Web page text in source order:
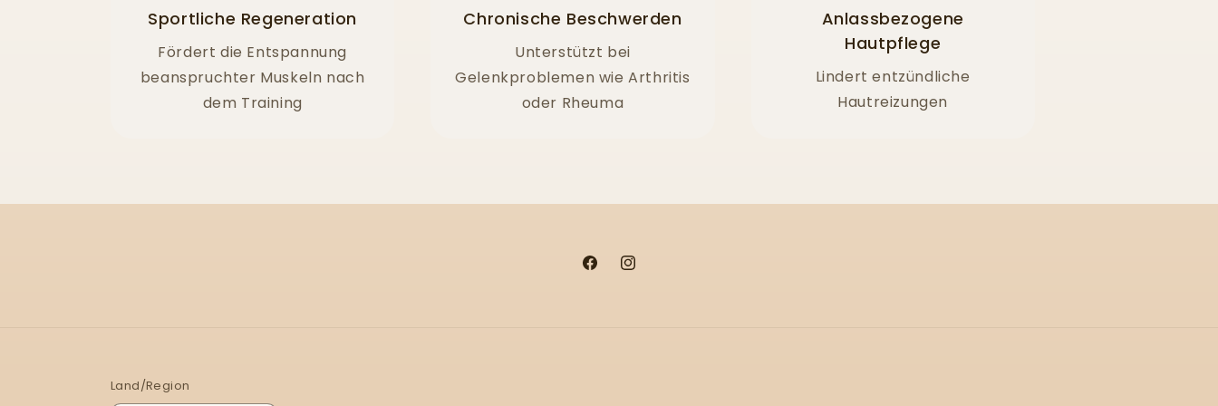
Sportliche Regeneration
Fördert die Entspannung
beanspruchter Muskeln nach
dem Training
Chronische Beschwerden
Unterstützt bei
Gelenkproblemen wie Arthritis
oder Rheuma
Anlassbezogene
Hautpflege
Lindert entzündliche
Hautreizungen
FacebookInstagram
Land/Region